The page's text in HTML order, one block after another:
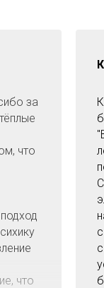
за
что
что